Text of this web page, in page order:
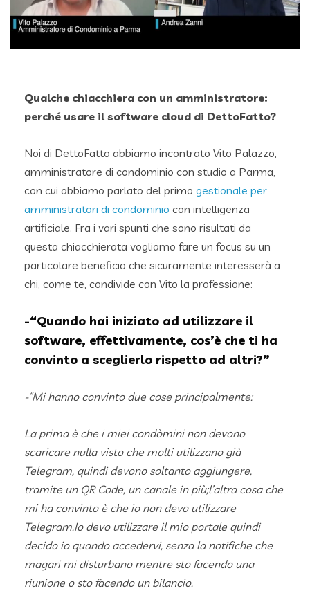
Qualche chiacchiera con un amministratore:
perché usare il software cloud di DettoFatto?
Noi di DettoFatto abbiamo incontrato Vito Palazzo,
amministratore di condominio con studio a Parma,
con cui abbiamo parlato del primo gestionale per
amministratori di condominio con intelligenza
artificiale. Fra i vari spunti che sono risultati da
questa chiacchierata vogliamo fare un focus su un
particolare beneficio che sicuramente interesserà a
chi, come te, condivide con Vito la professione:
-“Quando hai iniziato ad utilizzare il
software, effettivamente, cos’è che ti ha
convinto a sceglierlo rispetto ad altri?”
-“Mi hanno convinto due cose principalmente:
La prima è che i miei condòmini non devono
scaricare nulla visto che molti utilizzano già
Telegram, quindi devono soltanto aggiungere,
tramite un QR Code, un canale in più;l’altra cosa che
mi ha convinto è che io non devo utilizzare
Telegram.Io devo utilizzare il mio portale quindi
decido io quando accedervi, senza la notifiche che
magari mi disturbano mentre sto facendo una
riunione o sto facendo un bilancio.